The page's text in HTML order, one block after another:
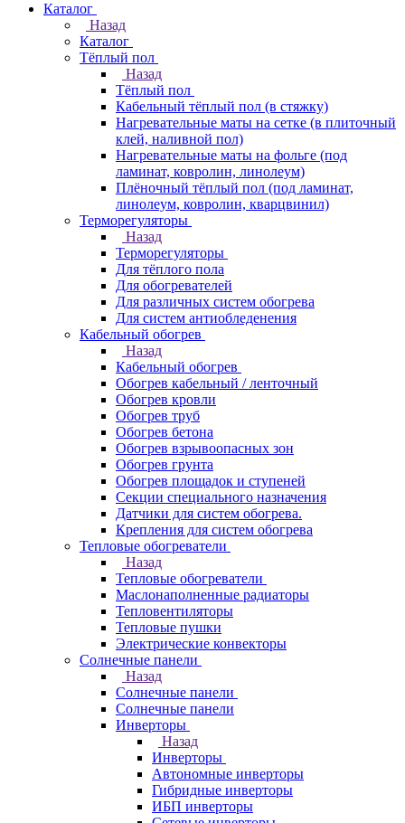
Каталог
Назад
Каталог
Тёплый пол
Назад
Тёплый пол
Кабельный тёплый пол (в стяжку)
Нагревательные маты на сетке (в плиточный
клей, наливной пол)
Нагревательные маты на фольге (под
ламинат, ковролин, линолеум)
Плёночный тёплый пол (под ламинат,
линолеум, ковролин, кварцвинил)
Терморегуляторы
Назад
Терморегуляторы
Для тёплого пола
Для обогревателей
Для различных систем обогрева
Для систем антиобледенения
Кабельный обогрев
Назад
Кабельный обогрев
Обогрев кабельный / ленточный
Обогрев кровли
Обогрев труб
Обогрев бетона
Обогрев взрывоопасных зон
Обогрев грунта
Обогрев площадок и ступеней
Секции специального назначения
Датчики для систем обогрева.
Крепления для систем обогрева
Тепловые обогреватели
Назад
Тепловые обогреватели
Маслонаполненные радиаторы
Тепловентиляторы
Тепловые пушки
Электрические конвекторы
Солнечные панели
Назад
Солнечные панели
Солнечные панели
Инверторы
Назад
Инверторы
Автономные инверторы
Гибридные инверторы
ИБП инверторы